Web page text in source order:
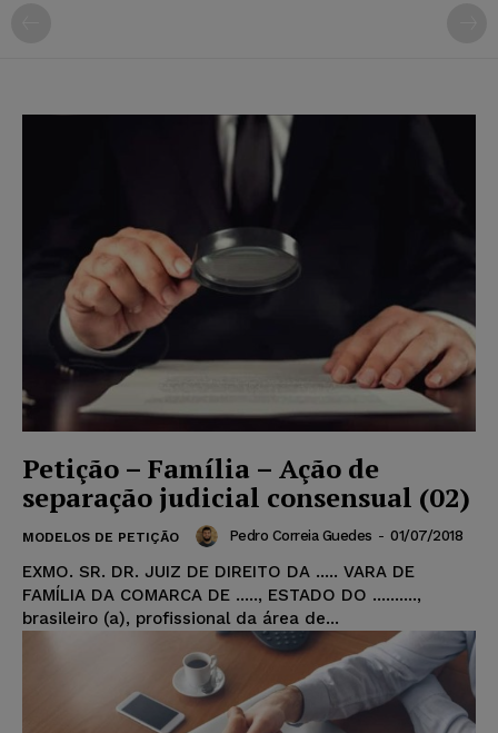
Petição – Família – Ação de
separação judicial consensual (02)
MODELOS DE PETIÇÃO Pedro Correia Guedes - 01/07/2018
EXMO. SR. DR. JUIZ DE DIREITO DA ..... VARA DE
FAMÍLIA DA COMARCA DE ....., ESTADO DO ..........,
brasileiro (a), profissional da área de...